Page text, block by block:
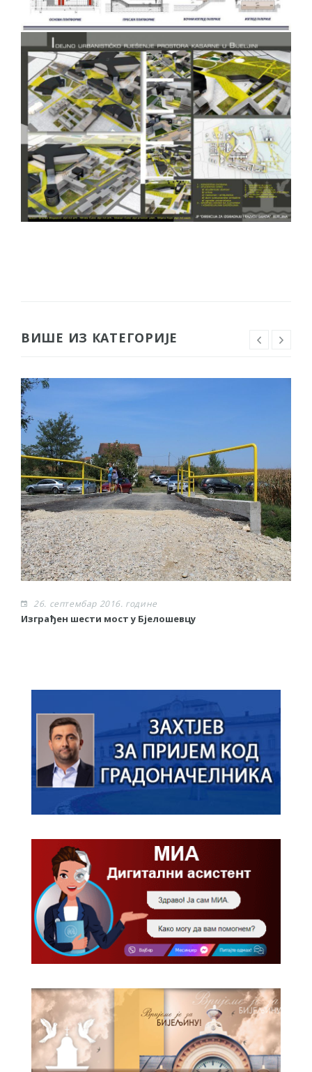
ВИШЕ ИЗ КАТЕГОРИЈЕ
26. септембар 2016. године
Изграђен шести мост у Бјелошевцу